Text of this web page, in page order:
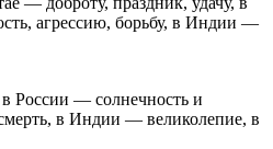
агрессию, борьбу, в Индии —
России — солнечность и
в Индии — великолепие, в